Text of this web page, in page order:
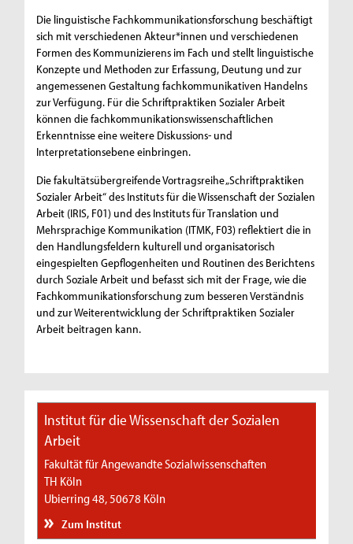
Die linguistische Fachkommunikationsforschung beschäftigt
sich mit verschiedenen Akteur*innen und verschiedenen
Formen des Kommunizierens im Fach und stellt linguistische
Konzepte und Methoden zur Erfassung, Deutung und zur
angemessenen Gestaltung fachkommunikativen Handelns
zur Verfügung. Für die Schriftpraktiken Sozialer Arbeit
können die fachkommunikationswissenschaftlichen
Erkenntnisse eine weitere Diskussions- und
Interpretationsebene einbringen.
Die fakultätsübergreifende Vortragsreihe „Schriftpraktiken
Sozialer Arbeit“ des Instituts für die Wissenschaft der Sozialen
Arbeit (IRIS, F01) und des Instituts für Translation und
Mehrsprachige Kommunikation (ITMK, F03) reflektiert die in
den Handlungsfeldern kulturell und organisatorisch
eingespielten Gepflogenheiten und Routinen des Berichtens
durch Soziale Arbeit und befasst sich mit der Frage, wie die
Fachkommunikationsforschung zum besseren Verständnis
und zur Weiterentwicklung der Schriftpraktiken Sozialer
Arbeit beitragen kann.
Institut für die Wissenschaft der Sozialen
Arbeit
Fakultät für Angewandte Sozialwissenschaften
TH Köln
Ubierring 48, 50678 Köln
Zum Institut